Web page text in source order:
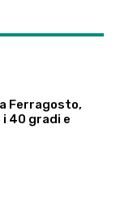
Ferragosto,
40 gradi e